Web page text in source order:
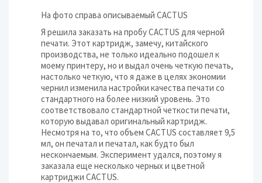
На фото справа описываемый CACTUS
Я решила заказать на пробу CACTUS для черной
печати. Этот картридж, замечу, китайского
производства, не только идеально подошел к
моему принтеру, но и выдал очень четкую печать,
настолько четкую, что я даже в целях экономии
чернил изменила настройки качества печати со
стандартного на более низкий уровень. Это
соответствовало стандартной четкости печати,
которую выдавал оригинальный картридж.
Несмотря на то, что объем CACTUS составляет 9,5
мл, он печатал и печатал, как будто был
нескончаемым. Эксперимент удался, поэтому я
заказала еще несколько черных и цветной
картриджи CACTUS.